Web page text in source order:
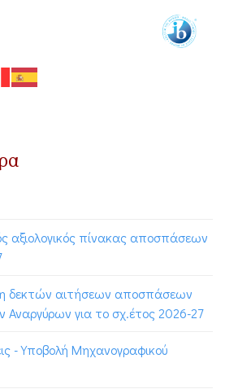
αξιολογικός πίνακας αποσπάσεων
δεκτών αιτήσεων αποσπάσεων
Αναργύρων για το σχ.έτος 2026-27
- Υποβολή Μηχανογραφικού